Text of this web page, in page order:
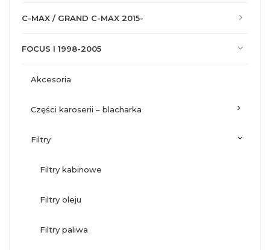
C-MAX / GRAND C-MAX 2015-
FOCUS I 1998-2005
akcesoria
części karoserii – blacharka
filtry
filtry kabinowe
filtry oleju
filtry paliwa